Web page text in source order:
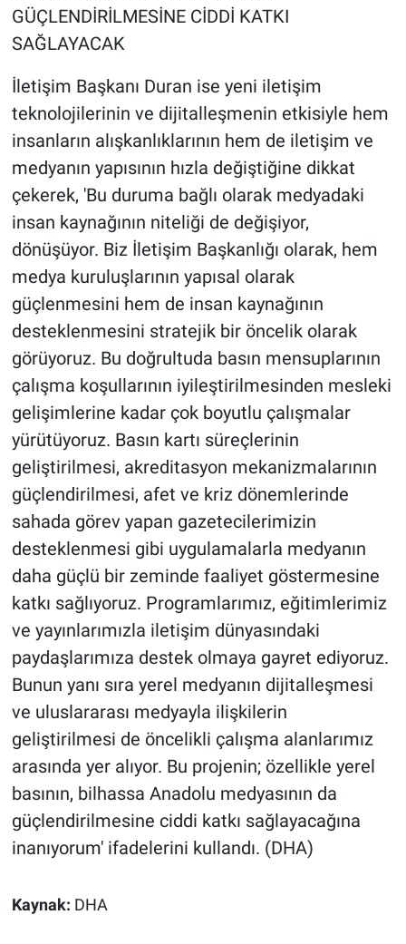
GÜÇLENDİRİLMESİNE CİDDİ KATKI
SAĞLAYACAK
İletişim Başkanı Duran ise yeni iletişim
teknolojilerinin ve dijitalleşmenin etkisiyle hem
insanların alışkanlıklarının hem de iletişim ve
medyanın yapısının hızla değiştiğine dikkat
çekerek, 'Bu duruma bağlı olarak medyadaki
insan kaynağının niteliği de değişiyor,
dönüşüyor. Biz İletişim Başkanlığı olarak, hem
medya kuruluşlarının yapısal olarak
güçlenmesini hem de insan kaynağının
desteklenmesini stratejik bir öncelik olarak
görüyoruz. Bu doğrultuda basın mensuplarının
çalışma koşullarının iyileştirilmesinden mesleki
gelişimlerine kadar çok boyutlu çalışmalar
yürütüyoruz. Basın kartı süreçlerinin
geliştirilmesi, akreditasyon mekanizmalarının
güçlendirilmesi, afet ve kriz dönemlerinde
sahada görev yapan gazetecilerimizin
desteklenmesi gibi uygulamalarla medyanın
daha güçlü bir zeminde faaliyet göstermesine
katkı sağlıyoruz. Programlarımız, eğitimlerimiz
ve yayınlarımızla iletişim dünyasındaki
paydaşlarımıza destek olmaya gayret ediyoruz.
Bunun yanı sıra yerel medyanın dijitalleşmesi
ve uluslararası medyayla ilişkilerin
geliştirilmesi de öncelikli çalışma alanlarımız
arasında yer alıyor. Bu projenin; özellikle yerel
basının, bilhassa Anadolu medyasının da
güçlendirilmesine ciddi katkı sağlayacağına
inanıyorum' ifadelerini kullandı. (DHA)
Kaynak: DHA